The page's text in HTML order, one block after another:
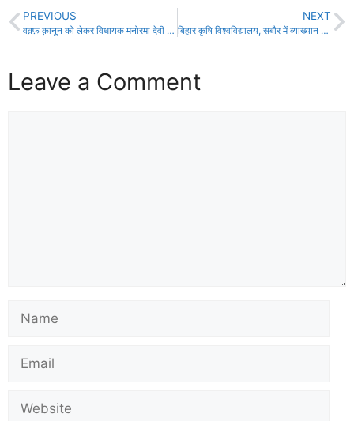
PREVIOUS
वक़्फ़ क़ानून को लेकर विधायक मनोरमा देवी के पुत्र रॉकी यादव का ग्रामीणों ने किया कड़ा विरोध!
NEXT
बिहार कृषि विश्वविद्यालय, सबौर में व्याख्यान का आयोजन!
Leave a Comment